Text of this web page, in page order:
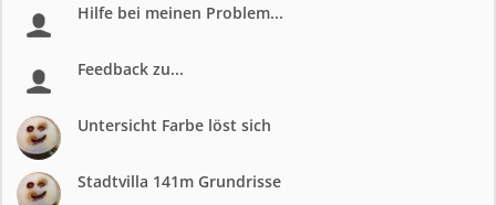
Hilfe bei meinen Problem...
Feedback zu...
Untersicht Farbe löst sich
Stadtvilla 141m Grundrisse